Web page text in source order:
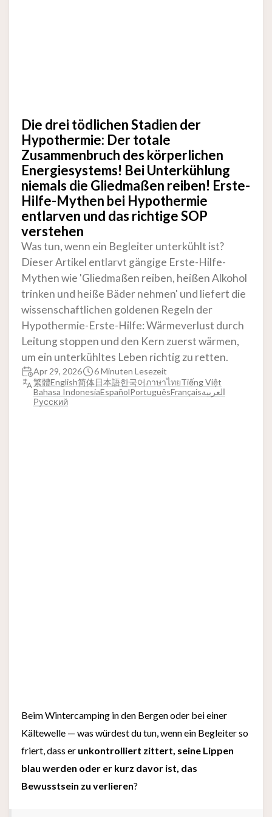
Die drei tödlichen Stadien der
Hypothermie: Der totale
Zusammenbruch des körperlichen
Energiesystems! Bei Unterkühlung
niemals die Gliedmaßen reiben! Erste-
Hilfe-Mythen bei Hypothermie
entlarven und das richtige SOP
verstehen
Was tun, wenn ein Begleiter unterkühlt ist?
Dieser Artikel entlarvt gängige Erste-Hilfe-
Mythen wie 'Gliedmaßen reiben, heißen Alkohol
trinken und heiße Bäder nehmen' und liefert die
wissenschaftlichen goldenen Regeln der
Hypothermie-Erste-Hilfe: Wärmeverlust durch
Leitung stoppen und den Kern zuerst wärmen,
um ein unterkühltes Leben richtig zu retten.
Apr 29, 2026
6 Minuten Lesezeit
繁體English简体日本語한국어ภาษาไทยTiếng Việt
Bahasa IndonesiaEspañolPortuguêsFrançaisالعربية
Русский
Beim Wintercamping in den Bergen oder bei einer
Kältewelle — was würdest du tun, wenn ein Begleiter so
friert, dass er unkontrolliert zittert, seine Lippen
blau werden oder er kurz davor ist, das
Bewusstsein zu verlieren?